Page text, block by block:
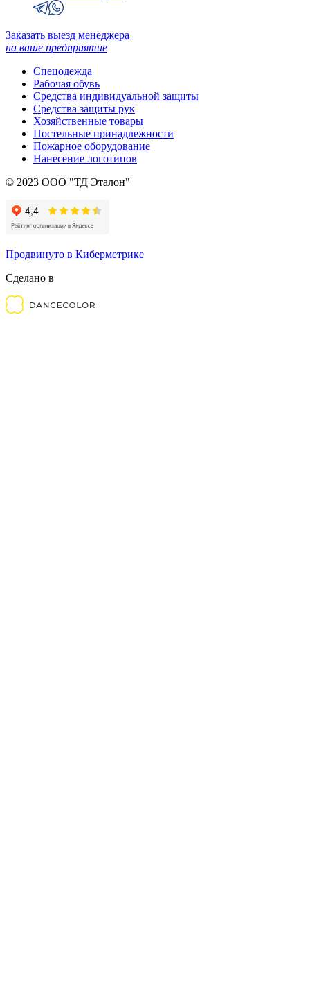
Заказать выезд менеджера
на ваше предприятие
Спецодежда
Рабочая обувь
Средства индивидуальной защиты
Средства защиты рук
Хозяйственные товары
Постельные принадлежности
Пожарное оборудование
Нанесение логотипов
© 2023 ООО "ТД Эталон"
Продвинуто в Киберметрике
Сделано в